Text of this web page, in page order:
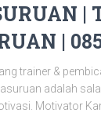
|
|
trainer &
adalah
Motivator